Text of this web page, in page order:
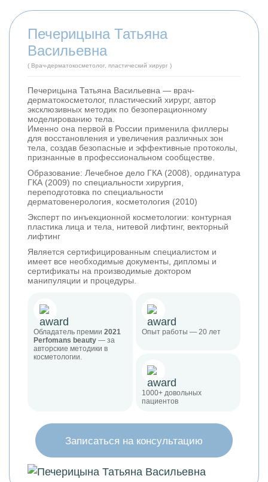
Печерицына Татьяна
Васильевна
( Врач-дерматокосметолог, пластический хирург )
Печерицына Татьяна Васильевна — врач-
дерматокосметолог, пластический хирург, автор
эксклюзивных методик по безоперационному
моделированию тела.
Именно она первой в России применила филлеры
для восстановления и увеличения различных зон
тела, создав безопасные и эффективные протоколы,
признанные в профессиональном сообществе.
Образование: Лечебное дело ГКА (2008), ординатура
ГКА (2009) по специальности хирургия,
переподготовка по специальности
дерматовенерология, косметология (2010)
Эксперт по инъекционной косметологии: контурная
пластика лица и тела, нитевой лифтинг, векторный
лифтинг
Является сертифицированным специалистом и
имеет все необходимые документы, дипломы и
сертификаты на производимые доктором
манипуляции и процедуры.
Обладатель премии 2021
Perfomans beauty — за
авторские методики в
косметологии.
Опыт работы — 20 лет
1000+ довольных
пациентов
Записаться на консультацию